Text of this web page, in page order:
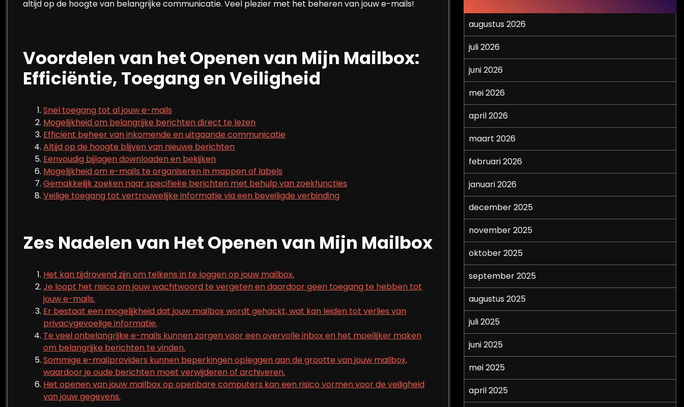
altijd op de hoogte van belangrijke communicatie. Veel plezier met het beheren van jouw e-mails!
Voordelen van het Openen van Mijn Mailbox:
Efficiëntie, Toegang en Veiligheid
Snel toegang tot al jouw e-mails
Mogelijkheid om belangrijke berichten direct te lezen
Efficiënt beheer van inkomende en uitgaande communicatie
Altijd op de hoogte blijven van nieuwe berichten
Eenvoudig bijlagen downloaden en bekijken
Mogelijkheid om e-mails te organiseren in mappen of labels
Gemakkelijk zoeken naar specifieke berichten met behulp van zoekfuncties
Veilige toegang tot vertrouwelijke informatie via een beveiligde verbinding
Zes Nadelen van Het Openen van Mijn Mailbox
Het kan tijdrovend zijn om telkens in te loggen op jouw mailbox.
Je loopt het risico om jouw wachtwoord te vergeten en daardoor geen toegang te hebben tot
jouw e-mails.
Er bestaat een mogelijkheid dat jouw mailbox wordt gehackt, wat kan leiden tot verlies van
privacygevoelige informatie.
Te veel onbelangrijke e-mails kunnen zorgen voor een overvolle inbox en het moeilijker maken
om belangrijke berichten te vinden.
Sommige e-mailproviders kunnen beperkingen opleggen aan de grootte van jouw mailbox,
waardoor je oude berichten moet verwijderen of archiveren.
Het openen van jouw mailbox op openbare computers kan een risico vormen voor de veiligheid
van jouw gegevens.
augustus 2026
juli 2026
juni 2026
mei 2026
april 2026
maart 2026
februari 2026
januari 2026
december 2025
november 2025
oktober 2025
september 2025
augustus 2025
juli 2025
juni 2025
mei 2025
april 2025